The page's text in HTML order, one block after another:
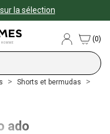
la sélection
HOMME
(0)
Shorts et bermudas
ado